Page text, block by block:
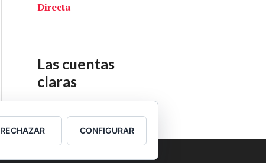
Directa
Las cuentas
claras
Nuestras cuentas
RECHAZAR CONFIGURAR